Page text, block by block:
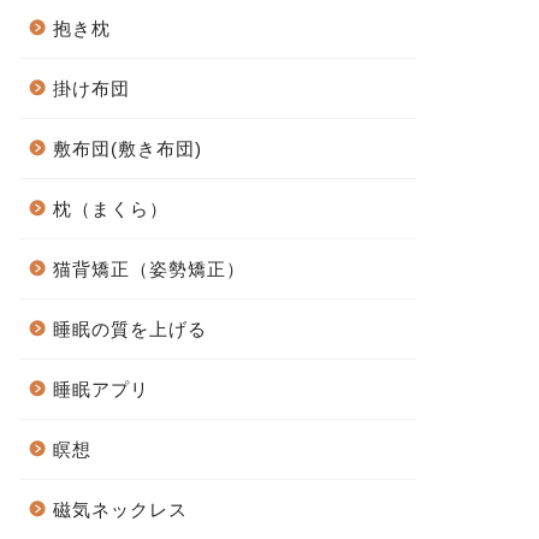
抱き枕
掛け布団
敷布団(敷き布団)
枕（まくら）
猫背矯正（姿勢矯正）
睡眠の質を上げる
睡眠アプリ
瞑想
磁気ネックレス